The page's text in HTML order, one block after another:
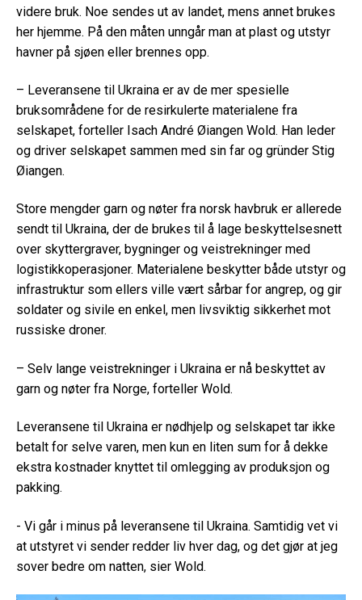
videre bruk. Noe sendes ut av landet, mens annet brukes
her hjemme. På den måten unngår man at plast og utstyr
havner på sjøen eller brennes opp.
– Leveransene til Ukraina er av de mer spesielle
bruksområdene for de resirkulerte materialene fra
selskapet, forteller Isach André Øiangen Wold. Han leder
og driver selskapet sammen med sin far og gründer Stig
Øiangen.
Store mengder garn og nøter fra norsk havbruk er allerede
sendt til Ukraina, der de brukes til å lage beskyttelsesnett
over skyttergraver, bygninger og veistrekninger med
logistikkoperasjoner. Materialene beskytter både utstyr og
infrastruktur som ellers ville vært sårbar for angrep, og gir
soldater og sivile en enkel, men livsviktig sikkerhet mot
russiske droner.
– Selv lange veistrekninger i Ukraina er nå beskyttet av
garn og nøter fra Norge, forteller Wold.
Leveransene til Ukraina er nødhjelp og selskapet tar ikke
betalt for selve varen, men kun en liten sum for å dekke
ekstra kostnader knyttet til omlegging av produksjon og
pakking.
- Vi går i minus på leveransene til Ukraina. Samtidig vet vi
at utstyret vi sender redder liv hver dag, og det gjør at jeg
sover bedre om natten, sier Wold.